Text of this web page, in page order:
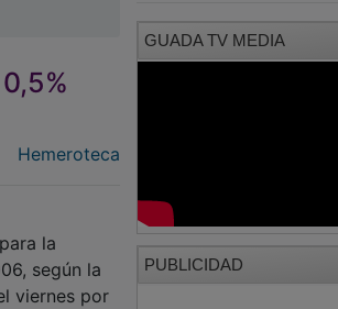
Hemeroteca
la
según la
viernes por
GUADA TV MEDIA
PUBLICIDAD